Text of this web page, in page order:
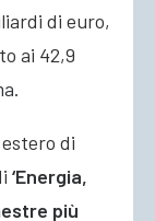
di euro,
ai 42,9
di
‘Energia,
più